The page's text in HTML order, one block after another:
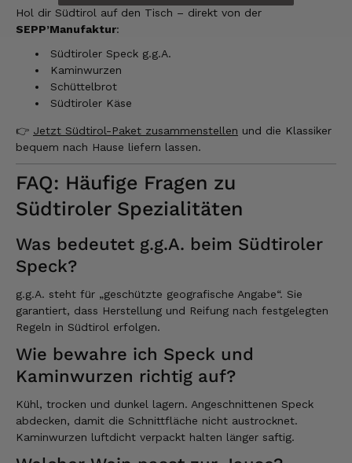
Hol dir Südtirol auf den Tisch – direkt von der
SEPP’Manufaktur:
Südtiroler Speck g.g.A.
Kaminwurzen
Schüttelbrot
Südtiroler Käse
👉 Jetzt Südtirol-Paket zusammenstellen und die Klassiker
bequem nach Hause liefern lassen.
FAQ: Häufige Fragen zu
Südtiroler Spezialitäten
Was bedeutet g.g.A. beim Südtiroler
Speck?
g.g.A. steht für „geschützte geografische Angabe“. Sie
garantiert, dass Herstellung und Reifung nach festgelegten
Regeln in Südtirol erfolgen.
Wie bewahre ich Speck und
Kaminwurzen richtig auf?
Kühl, trocken und dunkel lagern. Angeschnittenen Speck
abdecken, damit die Schnittfläche nicht austrocknet.
Kaminwurzen luftdicht verpackt halten länger saftig.
Verifizierter Kunde
Seit ich SEPP-Manufaktur kenne, bestelle ich
nur noch da. Große Auswahl, für jeden ist
was dabei. Für mich passt die Preis-Leistung
8.8.2026
Tatsiana
Verifizierter Kunde
Schnelle Lieferung.Sehr zufrieden.Danke.
8.8.2026
Jörg
Verifizierter Kunde
Lecker Probierpaket, schnelle Lieferung. Top
Kerstin
Verifizierter Kunde
gut, Bestelle sie wieder 😋